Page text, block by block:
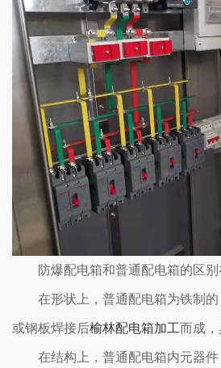
防爆配电箱和普通配电箱的区别
在形状上，普通配电箱为铁制
或钢板焊接后榆林配电箱加工而成，
在结构上，普通配电箱内元器